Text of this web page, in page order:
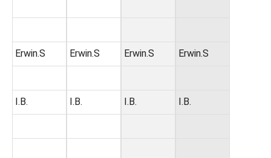
Erwin.S
I.B.
Erwin.S
I.B.
Erwin.S
I.B.
Erwin.S
I.B.